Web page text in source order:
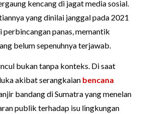
kencang di jagat media sosial.
yang dinilai janggal pada 2021
panas, memantik
belum sepenuhnya terjawab.
bukan tanpa konteks. Di saat
akibat serangkaian bencana
bandang di Sumatra yang menelan
publik terhadap isu lingkungan